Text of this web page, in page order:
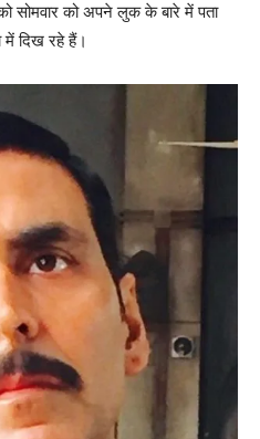
सोमवार को अपने लुक के बारे में पता
में दिख रहे हैं।